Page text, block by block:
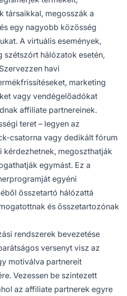
társaikkal, megosszák a
egy nagyobb közösség
A virtuális események,
szétszórt hálózatok esetén,
havi
marketing
vagy vendégelőadókat
affiliate partnereinek.
teret – legyen az
csatorna vagy dedikált fórum
kérdezhetnek, megoszthatják
egymást. Ez a
egyéni
összetartó hálózattá
és összetartozónak
rendszerek bevezetése
versenyt visz az
motiválva partnereit
Vezessen be szintezett
az affiliate partnerek egyre